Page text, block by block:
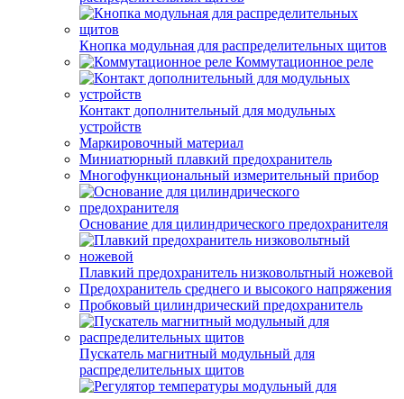
Кнопка модульная для распределительных щитов
Коммутационное реле
Контакт дополнительный для модульных
устройств
Маркировочный материал
Миниатюрный плавкий предохранитель
Многофункциональный измерительный прибор
Основание для цилиндрического предохранителя
Плавкий предохранитель низковольтный ножевой
Предохранитель среднего и высокого напряжения
Пробковый цилиндрический предохранитель
Пускатель магнитный модульный для
распределительных щитов